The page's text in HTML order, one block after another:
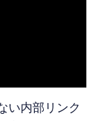
い内部リンク